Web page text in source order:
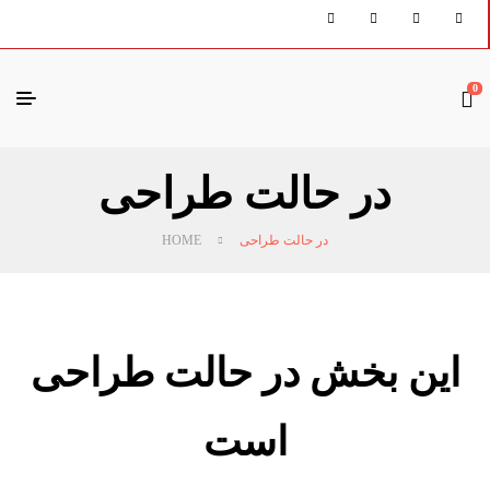
0
در حالت طراحی
HOME در حالت طراحی
این بخش در حالت طراحی
است